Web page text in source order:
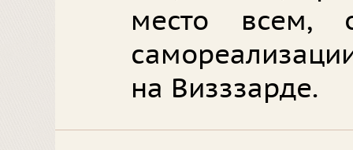
место всем,
на Визззарде.